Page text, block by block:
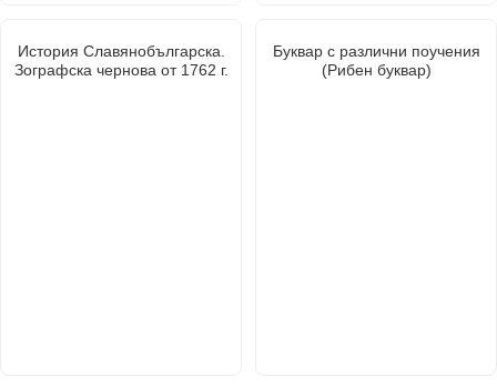
История Славянобългарска.
Зографска чернова от 1762 г.
Буквар с различни поучения
(Рибен буквар)